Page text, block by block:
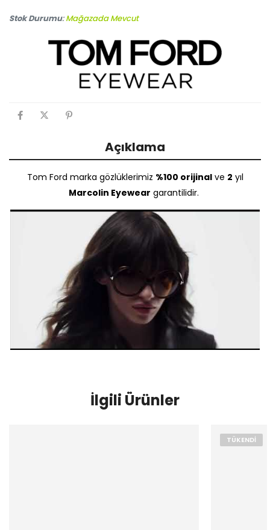
Stok Durumu:Mağazada Mevcut
Açıklama
Tom Ford marka gözlüklerimiz %100 orijinalve 2 yıl
Marcolin Eyewear garantilidir.
İlgili Ürünler
TÜKENDI